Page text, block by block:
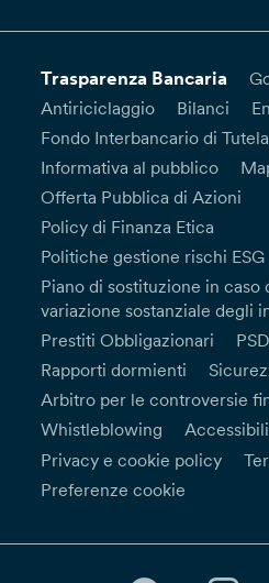
Trasparenza Bancaria
Antiriciclaggio
Bilanci
Fondo Interbancario di
Informativa al pubblico
Offerta Pubblica di Azioni
Policy di Finanza Etica
Politiche gestione rischi ESG
Piano di sostituzione in caso
variazione sostanziale degli
Prestiti Obbligazionari
Rapporti dormienti
Arbitro per le controversie
Whistleblowing
Privacy e cookie policy
Preferenze cookie